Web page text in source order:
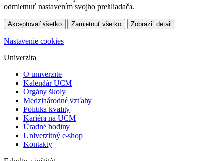
odmietnuť nastavením svojho prehliadača.
Akceptovať všetko Zamietnuť všetko Zobraziť detail
Nastavenie cookies
Univerzita
O univerzite
Kalendár UCM
Orgány školy
Medzinárodné vzťahy
Politika kvality
Kariéra na UCM
Úradné hodiny
Univerzitný e-shop
Kontakty